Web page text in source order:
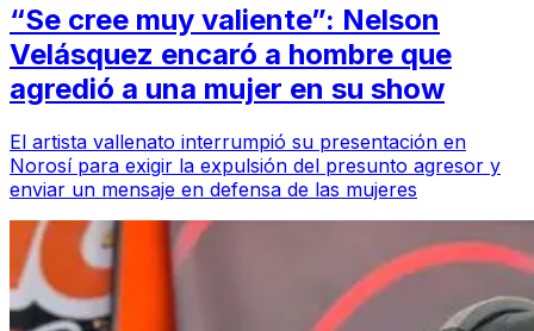
“Se cree muy valiente”: Nelson
Velásquez encaró a hombre que
agredió a una mujer en su show
El artista vallenato interrumpió su presentación en
Norosí para exigir la expulsión del presunto agresor y
enviar un mensaje en defensa de las mujeres